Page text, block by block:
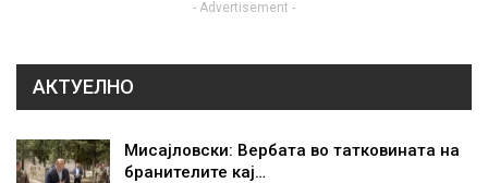
- Advertisement -
АКТУЕЛНО
Мисајловски: Вербата во татковината на
бранителите кај…